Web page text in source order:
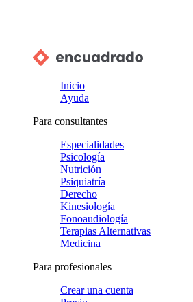
Inicio
Ayuda
Para consultantes
Especialidades
Psicología
Nutrición
Psiquiatría
Derecho
Kinesiología
Fonoaudiología
Terapias Alternativas
Medicina
Para profesionales
Crear una cuenta